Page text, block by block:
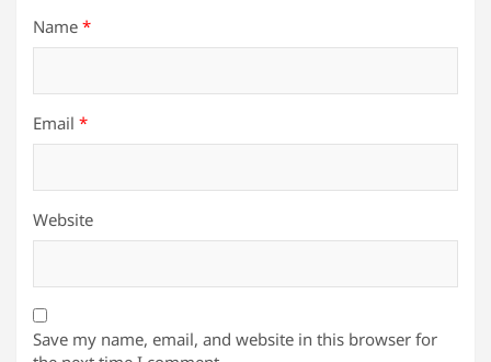
Name *
Email *
Website
Save my name, email, and website in this browser for